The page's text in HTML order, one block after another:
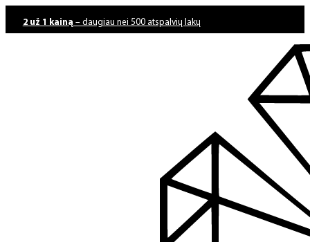
2 už 1 kainą – daugiau nei 500 atspalvių lakų